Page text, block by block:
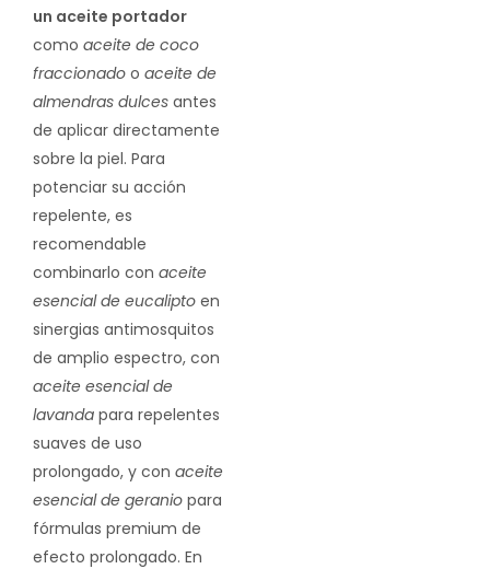
un aceite portador
como aceite de coco
fraccionado o aceite de
almendras dulces antes
de aplicar directamente
sobre la piel. Para
potenciar su acción
repelente, es
recomendable
combinarlo con aceite
esencial de eucalipto en
sinergias antimosquitos
de amplio espectro, con
aceite esencial de
lavanda para repelentes
suaves de uso
prolongado, y con aceite
esencial de geranio para
fórmulas premium de
efecto prolongado. En